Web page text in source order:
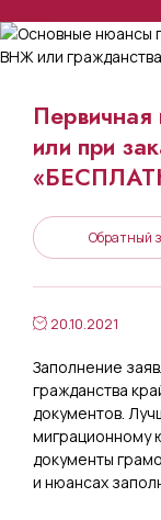
Первичная
или при
Обратный
20.10.2021
Заполнение
гражданства
документов.
миграционному
документы
и нюансах